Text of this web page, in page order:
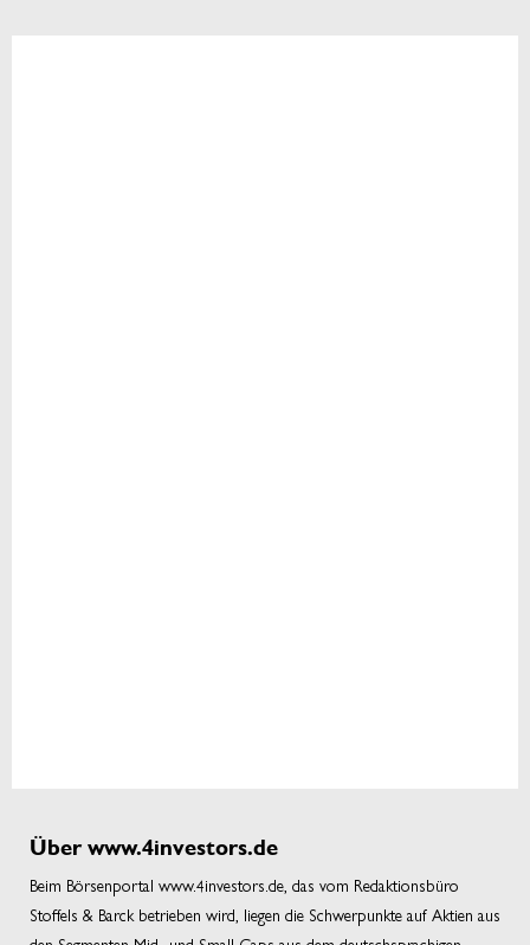
Über www.4investors.de
Beim Börsenportal www.4investors.de, das vom Redaktionsbüro
Stoffels & Barck betrieben wird, liegen die Schwerpunkte auf Aktien aus